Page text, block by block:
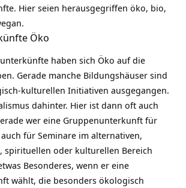
Hier seien herausgegriffen öko, bio,
Öko
haben sich Öko auf die
Gerade manche Bildungshäuser sind
kulturellen Initiativen ausgegangen.
dahinter. Hier ist dann oft auch
wer eine Gruppenunterkunft für
für Seminare im alternativen,
spirituellen oder kulturellen Bereich
Besonderes, wenn er eine
wählt, die besonders ökologisch